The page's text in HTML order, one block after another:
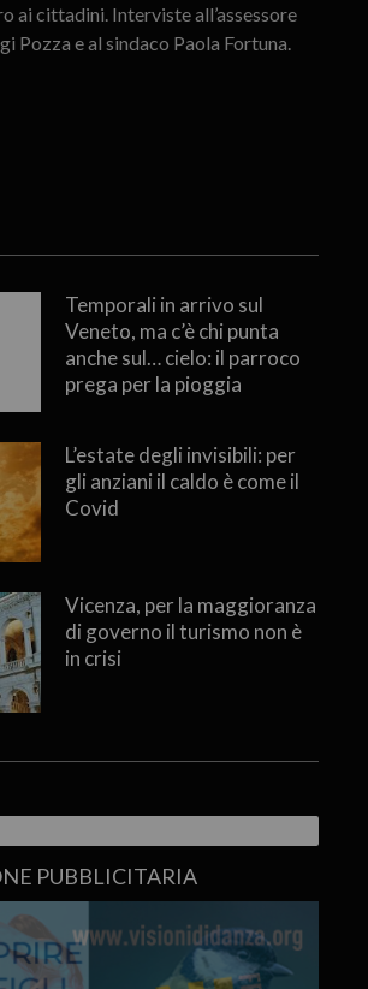
ai cittadini. Interviste all’assessore
Pozza e al sindaco Paola Fortuna.
Temporali in arrivo sul
Veneto, ma c’è chi punta
anche sul… cielo: il parroco
prega per la pioggia
L’estate degli invisibili: per
gli anziani il caldo è come il
Covid
Vicenza, per la maggioranza
di governo il turismo non è
in crisi
PUBBLICITARIA